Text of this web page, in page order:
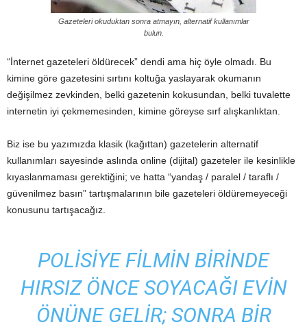
Gazeteleri okuduktan sonra atmayın, alternatif kullanımlar
bulun.
“İnternet gazeteleri öldürecek” dendi ama hiç öyle olmadı. Bu
kimine göre gazetesini sırtını koltuğa yaslayarak okumanın
değişilmez zevkinden, belki gazetenin kokusundan, belki tuvalette
internetin iyi çekmemesinden, kimine göreyse sırf alışkanlıktan.
Biz ise bu yazımızda klasik (kağıttan) gazetelerin alternatif
kullanımları sayesinde aslında online (dijital) gazeteler ile kesinlikle
kıyaslanmaması gerektiğini; ve hatta “yandaş / paralel / taraflı /
güvenilmez basın” tartışmalarının bile gazeteleri öldüremeyeceği
konusunu tartışacağız.
POLISIYE FILMIN BIRINDE
HIRSIZ ÖNCE SOYACAĞI EVIN
ÖNÜNE GELIR; SONRA BIR